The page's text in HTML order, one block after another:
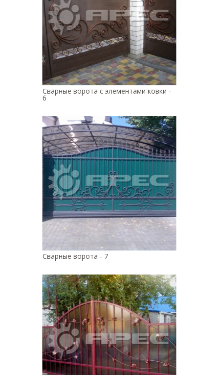
Сварные ворота с элементами ковки -
6
Сварные ворота - 7